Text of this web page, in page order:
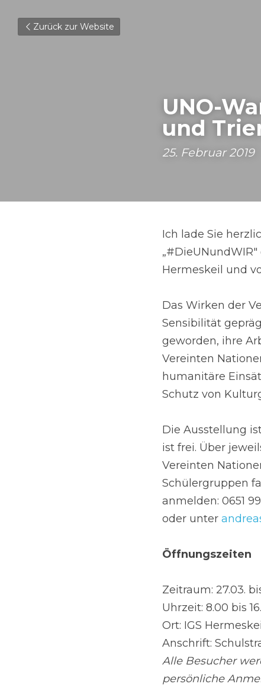
Zurück zur Website
UNO-
und
25. Februar 2019
Ich lade Sie
Hermeskeil und
Das Wirken der
Sensibilität
geworden, ihre
Vereinten
humanitäre
Schutz von
Die Ausstellung
ist frei. Über
Vereinten
Schülergruppen
anmelden: 0651
oder unter
Öffnungszeiten
Zeitraum: 27.03.
Uhrzeit: 8.00 bis
Ort: IGS
Anschrift:
Alle Besucher
persönliche